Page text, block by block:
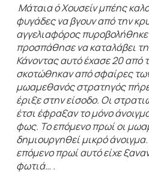
Μάταια ό Χουσείν μπέης
φυγάδες να βγουν από την
αγγελιαφόρος πυροβολήθηκε
προσπάθησε να καταλάβει
Κάνοντας αυτό έχασε 20 από
σκοτώθηκαν από σφαίρες των
μωαμεθανός στρατηγός
έριξε στην είσοδο. Οι
έτσι έφραξαν το μόνο
φως. Το επόμενο πρωί οι
δημιουργηθεί μικρό
επόμενο πρωί αυτό είχε
φωτιά… .